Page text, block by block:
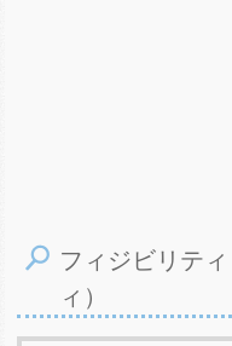
フィジビリテ
ィ）